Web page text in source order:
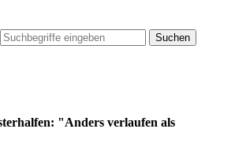
Suchen
"Anders verlaufen als